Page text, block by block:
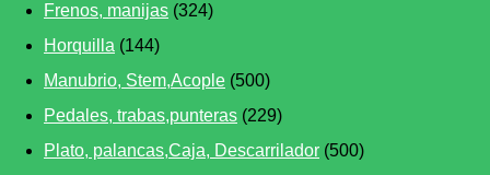
Frenos, manijas (324)
Horquilla (144)
Manubrio, Stem,Acople (500)
Pedales, trabas,punteras (229)
Plato, palancas,Caja, Descarrilador (500)